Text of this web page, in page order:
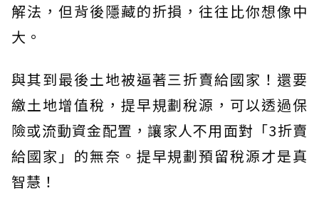
解法，但背後隱藏的折損，往往比你想像中
大。
與其到最後土地被逼著三折賣給國家！還要
繳土地增值稅，提早規劃稅源，可以透過保
險或流動資金配置，讓家人不用面對「3折賣
給國家」的無奈。提早規劃預留稅源才是真
智慧！